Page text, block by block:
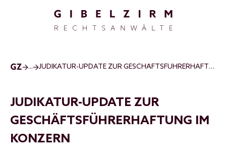
... JUDIKATUR-UPDATE ZUR GESCHÄFTSFÜHRERHAFTUNG IM KONZERN
JUDIKATUR-UPDATE ZUR
GESCHÄFTSFÜHRERHAFTUNG IM
KONZERN